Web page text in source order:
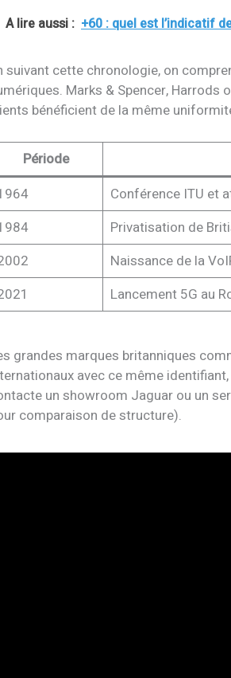
A lire aussi : +60 : quel est l’indicatif
suivant cette chronologie, on
Marks & Spencer, Harrods
bénéficient de la même
Période
Conférence ITU et
Privatisation de
Naissance de la
Lancement 5G au
grandes marques britanniques
avec ce même
un showroom Jaguar ou un
comparaison de structure).